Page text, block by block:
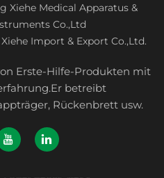
Xiehe Medical Apparatus &
Co.,Ltd
Import & Export Co.,Ltd.
Erste-Hilfe-Produkten mit
betreibt
Rückenbrett usw.